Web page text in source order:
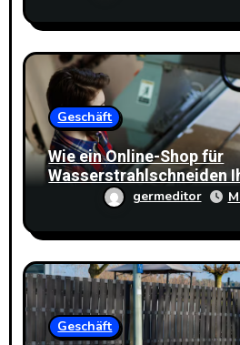
Geschäft
Wie ein Online-Shop für
Wasserstrahlschneiden
effizienter macht
germeditor
Geschäft